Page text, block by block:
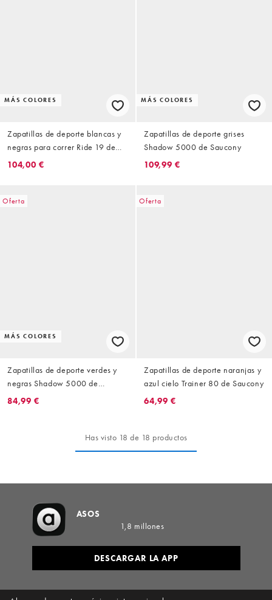
MÁS COLORES
Zapatillas de deporte blancas y
negras para correr Ride 19 de
Saucony
104,00 €
MÁS COLORES
Zapatillas de deporte grises
Shadow 5000 de Saucony
109,99 €
Oferta
MÁS COLORES
Zapatillas de deporte verdes y
negras Shadow 5000 de
Saucony
84,99 €
Oferta
Zapatillas de deporte naranjas y
azul cielo Trainer 80 de Saucony
64,99 €
Has visto 18 de 18 productos
ASOS
1,8 millones
DESCARGAR LA APP